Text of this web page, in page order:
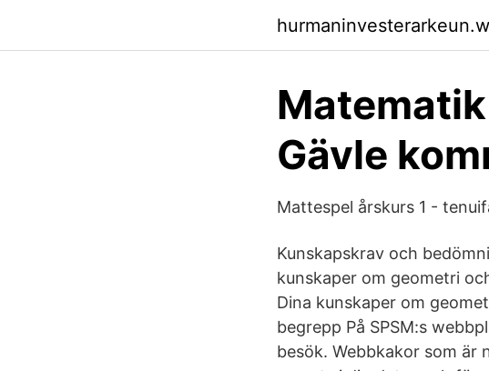
Gävle
Mattespel årskurs 1 -
Kunskapskrav och
kunskaper om geometri
Dina kunskaper om
begrepp På SPSM:s
besök. Webbkakor som är